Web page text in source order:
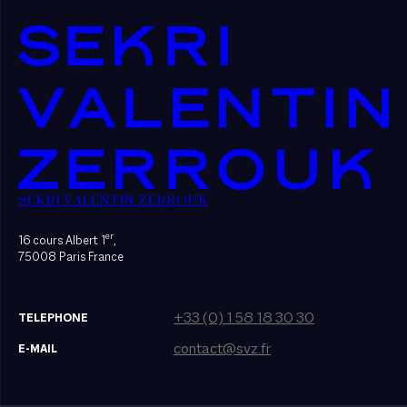
SEKRI VALENTIN ZERROUK
16 cours Albert 1er,
75008 Paris France
TELEPHONE +33 (0) 1 58 18 30 30
E-MAIL contact@svz.fr